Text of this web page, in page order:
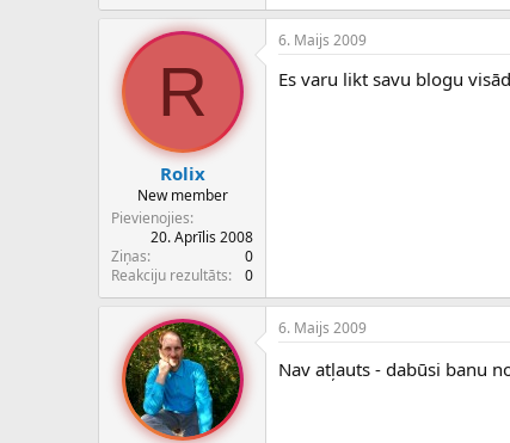
R
Rolix
New member
Pievienojies
20. Aprīlis 2008
Ziņas
0
Reakciju rezultāts
0
6. Maijs 2009
Es varu likt savu blogu
6. Maijs 2009
Nav atļauts - dabūsi banu